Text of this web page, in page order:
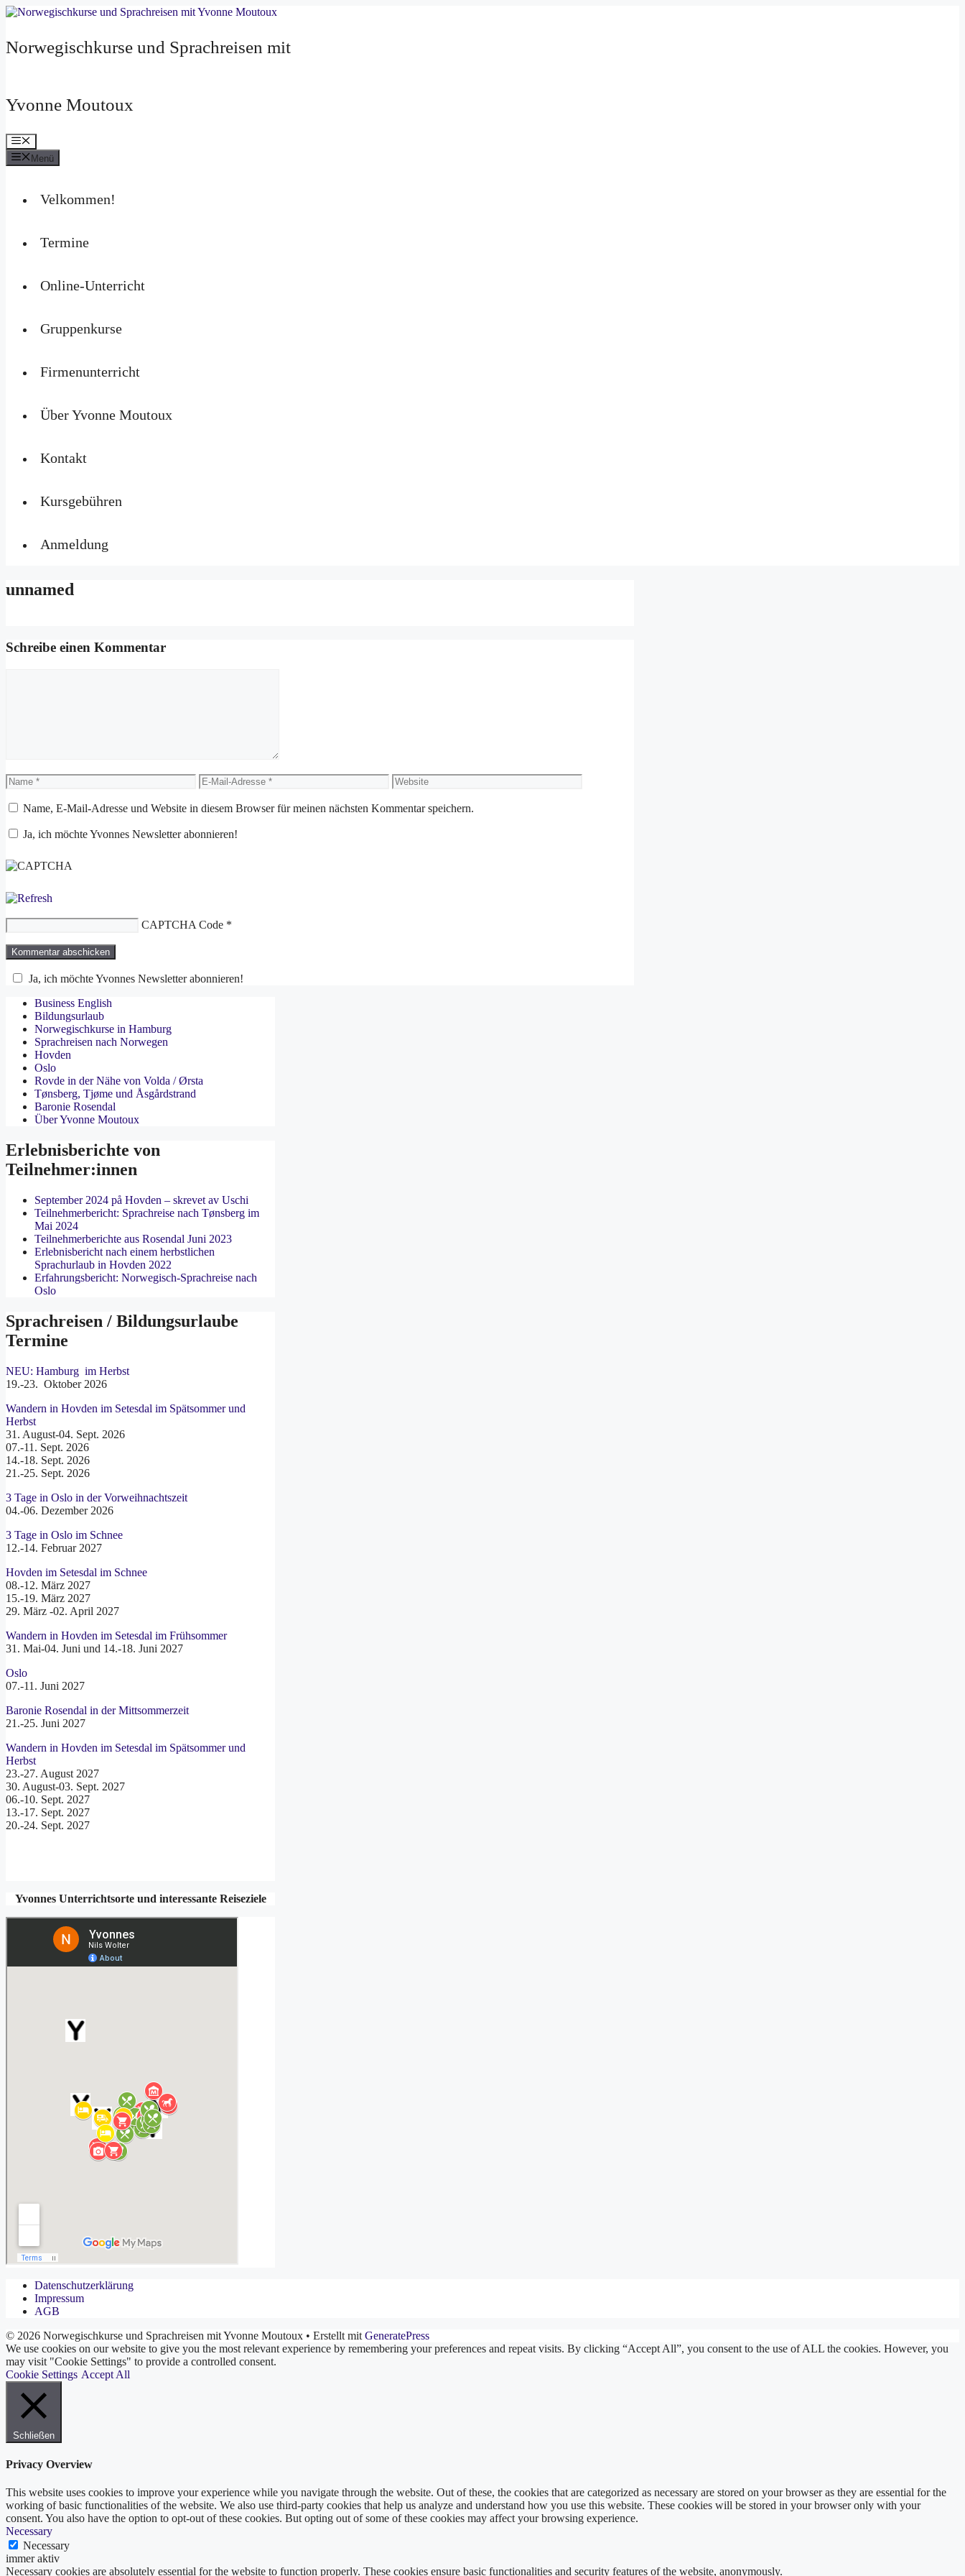
Zum
Norwegischkurse und Sprachreisen mit
Yvonne Moutoux
Menü
Menü
Velkommen!
Termine
Online-Unterricht
Gruppenkurse
Firmenunterricht
Über Yvonne Moutoux
Kontakt
Kursgebühren
Anmeldung
unnamed
Schreibe einen Kommentar
Name
E-
Mail-
Adresse
Website
Name, E-Mail-Adresse und Website in diesem Browser für meinen nächsten Kommentar speichern.
Ja, ich möchte Yvonnes Newsletter abonnieren!
CAPTCHA Code *
Ja, ich möchte Yvonnes Newsletter abonnieren!
Business English
Bildungsurlaub
Norwegischkurse in Hamburg
Sprachreisen nach Norwegen
Hovden
Oslo
Rovde in der Nähe von Volda / Ørsta
Tønsberg, Tjøme und Åsgårdstrand
Baronie Rosendal
Über Yvonne Moutoux
Erlebnisberichte von
Teilnehmer:innen
September 2024 på Hovden – skrevet av Uschi
Teilnehmerbericht: Sprachreise nach Tønsberg im
Mai 2024
Teilnehmerberichte aus Rosendal Juni 2023
Erlebnisbericht nach einem herbstlichen
Sprachurlaub in Hovden 2022
Erfahrungsbericht: Norwegisch-Sprachreise nach
Oslo
Sprachreisen / Bildungsurlaube
Termine
NEU: Hamburg im Herbst
19.-23. Oktober 2026
Wandern in Hovden im Setesdal im Spätsommer und
Herbst
31. August-04. Sept. 2026
07.-11. Sept. 2026
14.-18. Sept. 2026
21.-25. Sept. 2026
3 Tage in Oslo in der Vorweihnachtszeit
04.-06. Dezember 2026
3 Tage in Oslo im Schnee
12.-14. Februar 2027
Hovden im Setesdal im Schnee
08.-12. März 2027
15.-19. März 2027
29. März -02. April 2027
Wandern in Hovden im Setesdal im Frühsommer
31. Mai-04. Juni und 14.-18. Juni 2027
Oslo
07.-11. Juni 2027
Baronie Rosendal in der Mittsommerzeit
21.-25. Juni 2027
Wandern in Hovden im Setesdal im Spätsommer und
Herbst
23.-27. August 2027
30. August-03. Sept. 2027
06.-10. Sept. 2027
13.-17. Sept. 2027
20.-24. Sept. 2027
Yvonnes Unterrichtsorte und interessante Reiseziele
Datenschutzerklärung
Impressum
AGB
© 2026 Norwegischkurse und Sprachreisen mit Yvonne Moutoux • Erstellt mit GeneratePress
We use cookies on our website to give you the most relevant experience by remembering your preferences and repeat visits. By clicking “Accept All”, you consent to the use of ALL the cookies. However, you
may visit "Cookie Settings" to provide a controlled consent.
Cookie Settings Accept All
Schließen
Privacy Overview
This website uses cookies to improve your experience while you navigate through the website. Out of these, the cookies that are categorized as necessary are stored on your browser as they are essential for the
working of basic functionalities of the website. We also use third-party cookies that help us analyze and understand how you use this website. These cookies will be stored in your browser only with your
consent. You also have the option to opt-out of these cookies. But opting out of some of these cookies may affect your browsing experience.
Necessary
Necessary
immer aktiv
Necessary cookies are absolutely essential for the website to function properly. These cookies ensure basic functionalities and security features of the website, anonymously.